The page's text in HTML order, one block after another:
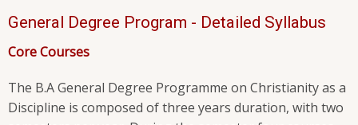
General Degree Program - Detailed Syllabus
Core Courses
The B.A General Degree Programme on Christianity as a
Discipline is composed of three years duration, with two